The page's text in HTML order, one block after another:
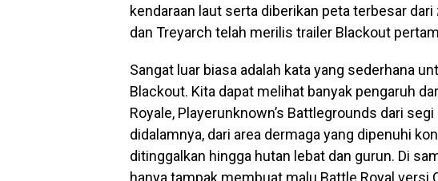
kendaraan laut serta diberikan peta terbesar dari
dan Treyarch telah merilis trailer Blackout
Sangat luar biasa adalah kata yang sederhana
Blackout. Kita dapat melihat banyak pengaruh
Royale, Playerunknown’s Battlegrounds dari
didalamnya, dari area dermaga yang dipenuhi
ditinggalkan hingga hutan lebat dan gurun. Di
hanya tampak membuat malu Battle Royal versi